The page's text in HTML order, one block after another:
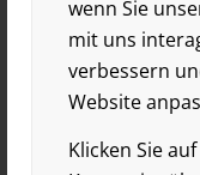
wenn Sie
mit uns
verbessern
Website
Klicken Sie
…Dass die
Moralette
zeigte vor
verrucht